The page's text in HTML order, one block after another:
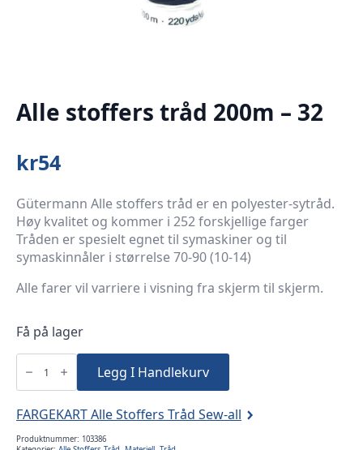
Alle stoffers tråd 200m – 32
kr54
Gütermann Alle stoffers tråd er en polyester-sytråd.
Høy kvalitet og kommer i 252 forskjellige farger
Tråden er spesielt egnet til symaskiner og til
symaskinnåler i størrelse 70-90 (10-14)
Alle farer vil varriere i visning fra skjerm til skjerm.
Få på lager
Alle
stoffers
tråd
200m
antall
Legg I Handlekurv
FARGEKART Alle Stoffers Tråd Sew-all
Produktnummer: 103386